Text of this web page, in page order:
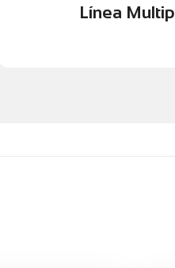
Línea
Línea Multiphos